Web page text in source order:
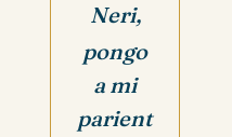
Neri,
pongo
a mi
parient